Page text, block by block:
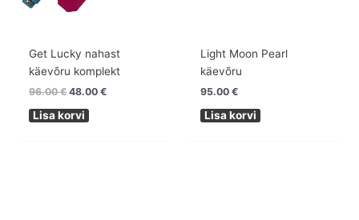
Get Lucky nahast
käevõru komplekt
96.00€ 48.00€
Lisa korvi
Light Moon Pearl
käevõru
95.00€
Lisa korvi